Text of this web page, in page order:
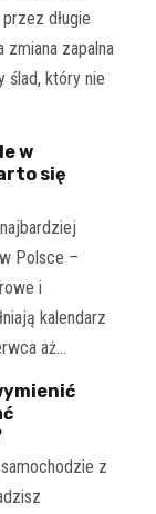
długie
zmiana zapalna
ślad, który nie
w
się
Polsce –
i
kalendarz
aż…
z